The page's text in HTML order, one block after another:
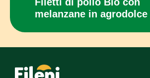
melanzane in agrodolce